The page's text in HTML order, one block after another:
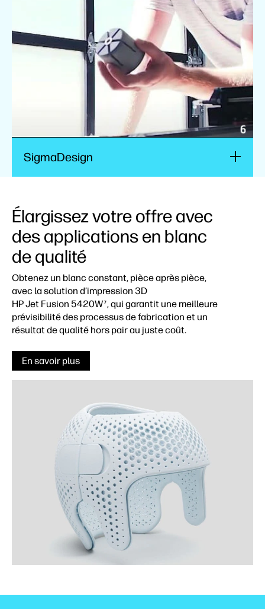
Regarder la vidéo
SigmaDesign
Élargissez votre offre avec
des applications en blanc
de qualité
Obtenez un blanc constant, pièce après pièce,
avec la solution d’impression 3D
HP Jet Fusion 5420W7, qui garantit une meilleure
prévisibilité des processus de fabrication et un
résultat de qualité hors pair au juste coût.
En savoir plus